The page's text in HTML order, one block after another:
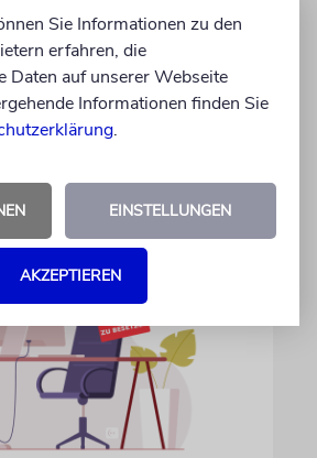
Interessen Israels und der
Krieg mehrfach zutage
seinem Treffen mit
Trump an, dass die
überwunden sind
Sie Informationen zu den
erfahren, die
Daten auf unserer Webseite
Informationen finden Sie
.
EINSTELLUNGEN
AKZEPTIEREN